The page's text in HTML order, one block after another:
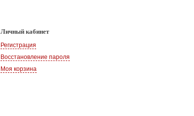
Личный кабинет
Регистрация
Восстановление пароля
Моя корзина